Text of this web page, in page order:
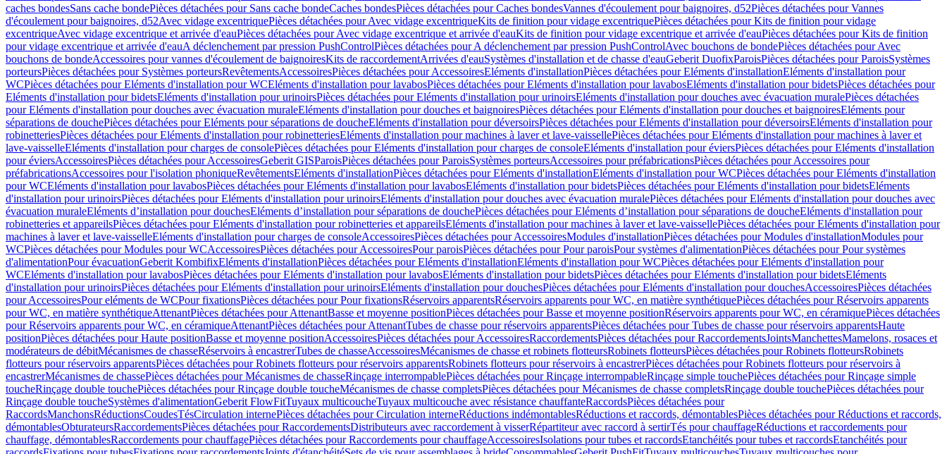
caches bondesSans cache bondePièces détachées pour Sans cache bondeCaches bondesPièces détachées pour Caches bondesVannes d'écoulement pour baignoires, d52Pièces détachées pour Vannes
d'écoulement pour baignoires, d52Avec vidage excentriquePièces détachées pour Avec vidage excentriqueKits de finition pour vidage excentriquePièces détachées pour Kits de finition pour vidage
excentriqueAvec vidage excentrique et arrivée d'eauPièces détachées pour Avec vidage excentrique et arrivée d'eauKits de finition pour vidage excentrique et arrivée d'eauPièces détachées pour Kits de finition
pour vidage excentrique et arrivée d'eauA déclenchement par pression PushControlPièces détachées pour A déclenchement par pression PushControlAvec bouchons de bondePièces détachées pour Avec
bouchons de bondeAccessoires pour vannes d'écoulement de baignoiresKits de raccordementArrivées d'eauSystèmes d'installation et de chasse d'eauGeberit DuofixParoisPièces détachées pour ParoisSystèmes
porteursPièces détachées pour Systèmes porteursRevêtementsAccessoiresPièces détachées pour AccessoiresEléments d'installationPièces détachées pour Eléments d'installationEléments d'installation pour
WCPièces détachées pour Eléments d'installation pour WCEléments d'installation pour lavabosPièces détachées pour Eléments d'installation pour lavabosEléments d'installation pour bidetsPièces détachées pour
Eléments d'installation pour bidetsEléments d'installation pour urinoirsPièces détachées pour Eléments d'installation pour urinoirsEléments d'installation pour douches avec évacuation muralePièces détachées
pour Eléments d'installation pour douches avec évacuation muraleEléments d'installation pour douches et baignoiresPièces détachées pour Eléments d'installation pour douches et baignoiresEléments pour
séparations de douchePièces détachées pour Eléments pour séparations de doucheEléments d'installation pour déversoirsPièces détachées pour Eléments d'installation pour déversoirsEléments d'installation pour
robinetteriesPièces détachées pour Eléments d'installation pour robinetteriesEléments d'installation pour machines à laver et lave-vaissellePièces détachées pour Eléments d'installation pour machines à laver et
lave-vaisselleEléments d'installation pour charges de consolePièces détachées pour Eléments d'installation pour charges de consoleEléments d'installation pour éviersPièces détachées pour Eléments d'installation
pour éviersAccessoiresPièces détachées pour AccessoiresGeberit GISParoisPièces détachées pour ParoisSystèmes porteursAccessoires pour préfabricationsPièces détachées pour Accessoires pour
préfabricationsAccessoires pour l'isolation phoniqueRevêtementsEléments d'installationPièces détachées pour Eléments d'installationEléments d'installation pour WCPièces détachées pour Eléments d'installation
pour WCEléments d'installation pour lavabosPièces détachées pour Eléments d'installation pour lavabosEléments d'installation pour bidetsPièces détachées pour Eléments d'installation pour bidetsEléments
d'installation pour urinoirsPièces détachées pour Eléments d'installation pour urinoirsEléments d'installation pour douches avec évacuation muralePièces détachées pour Eléments d'installation pour douches avec
évacuation muraleEléments d’installation pour douchesEléments d’installation pour séparations de douchePièces détachées pour Eléments d’installation pour séparations de doucheEléments d'installation pour
robinetteries et appareilsPièces détachées pour Eléments d'installation pour robinetteries et appareilsEléments d'installation pour machines à laver et lave-vaissellePièces détachées pour Eléments d'installation pour
machines à laver et lave-vaisselleEléments d'installation pour charges de consoleAccessoiresPièces détachées pour AccessoiresModules d'installationPièces détachées pour Modules d'installationModules pour
WCPièces détachées pour Modules pour WCAccessoiresPièces détachées pour AccessoiresPour paroisPièces détachées pour Pour paroisPour systèmes d'alimentationPièces détachées pour Pour systèmes
d'alimentationPour évacuationGeberit KombifixEléments d'installationPièces détachées pour Eléments d'installationEléments d'installation pour WCPièces détachées pour Eléments d'installation pour
WCEléments d'installation pour lavabosPièces détachées pour Eléments d'installation pour lavabosEléments d'installation pour bidetsPièces détachées pour Eléments d'installation pour bidetsEléments
d'installation pour urinoirsPièces détachées pour Eléments d'installation pour urinoirsEléments d'installation pour douchesPièces détachées pour Eléments d'installation pour douchesAccessoiresPièces détachées
pour AccessoiresPour eléments de WCPour fixationsPièces détachées pour Pour fixationsRéservoirs apparentsRéservoirs apparents pour WC, en matière synthétiquePièces détachées pour Réservoirs apparents
pour WC, en matière synthétiqueAttenantPièces détachées pour AttenantBasse et moyenne positionPièces détachées pour Basse et moyenne positionRéservoirs apparents pour WC, en céramiquePièces détachées
pour Réservoirs apparents pour WC, en céramiqueAttenantPièces détachées pour AttenantTubes de chasse pour réservoirs apparentsPièces détachées pour Tubes de chasse pour réservoirs apparentsHaute
positionPièces détachées pour Haute positionBasse et moyenne positionAccessoiresPièces détachées pour AccessoiresRaccordementsPièces détachées pour RaccordementsJointsManchettesMamelons, rosaces et
modérateurs de débitMécanismes de chasseRéservoirs à encastrerTubes de chasseAccessoiresMécanismes de chasse et robinets flotteursRobinets flotteursPièces détachées pour Robinets flotteursRobinets
flotteurs pour réservoirs apparentsPièces détachées pour Robinets flotteurs pour réservoirs apparentsRobinets flotteurs pour réservoirs à encastrerPièces détachées pour Robinets flotteurs pour réservoirs à
encastrerMécanismes de chassePièces détachées pour Mécanismes de chasseRinçage interrompablePièces détachées pour Rinçage interrompableRinçage simple touchePièces détachées pour Rinçage simple
toucheRinçage double touchePièces détachées pour Rinçage double toucheMécanismes de chasse completsPièces détachées pour Mécanismes de chasse completsRinçage double touchePièces détachées pour
Rinçage double toucheSystèmes d'alimentationGeberit FlowFitTuyaux multicoucheTuyaux multicouche avec résistance chauffanteRaccordsPièces détachées pour
RaccordsManchonsRéductionsCoudesTésCirculation internePièces détachées pour Circulation interneRéductions indémontablesRéductions et raccords, démontablesPièces détachées pour Réductions et raccords,
démontablesObturateursRaccordementsPièces détachées pour RaccordementsDistributeurs avec raccordement à visserRépartiteur avec raccord à sertirTés pour chauffageRéductions et raccordements pour
chauffage, démontablesRaccordements pour chauffagePièces détachées pour Raccordements pour chauffageAccessoiresIsolations pour tubes et raccordsEtanchéités pour tubes et raccordsEtanchéités pour